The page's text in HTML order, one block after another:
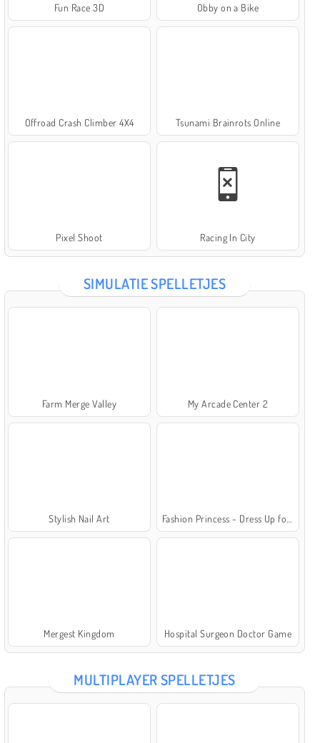
Fun Race 3D Obby on a Bike
Offroad Crash Climber 4X4 Tsunami Brainrots Online
Pixel Shoot Racing In City
SIMULATIE SPELLETJES
Farm Merge Valley My Arcade Center 2
Stylish Nail Art
Mergest Kingdom Hospital Surgeon Doctor Game
MULTIPLAYER SPELLETJES